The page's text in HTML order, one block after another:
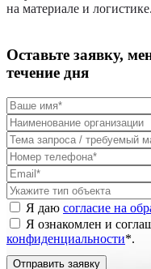
на материале и логистике.
Оставьте заявку,
течение дня
Я даю согласие на
Я ознакомлен и
конфиденциальности*.
Отправить заявку